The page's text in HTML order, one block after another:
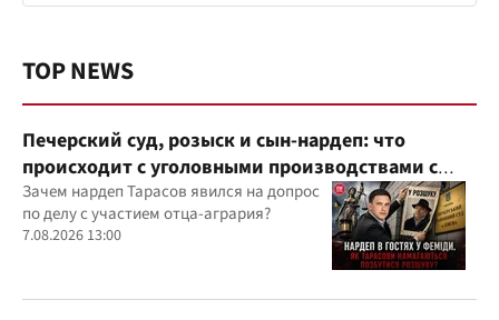
TOP NEWS
Печерский суд, розыск и сын-нардеп: что
происходит с уголовными производствами с
участием агробарона Тарасова?
Зачем нардеп Тарасов явился на допрос
по делу с участием отца-агрария?
7.08.2026 13:00